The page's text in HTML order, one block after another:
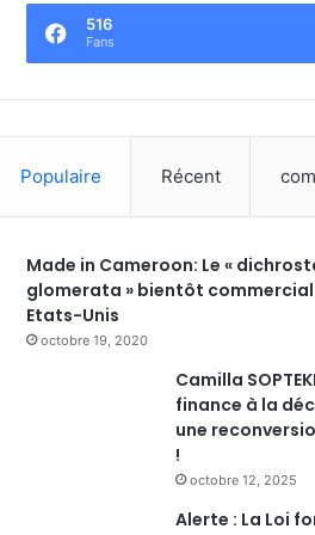
516
Fans
Populaire Récent
Made in Cameroon: Le «
glomerata » bientôt
Etats-Unis
octobre 19, 2020
Camilla
finance à la
une
!
octobre 12, 2025
Alerte : La Loi